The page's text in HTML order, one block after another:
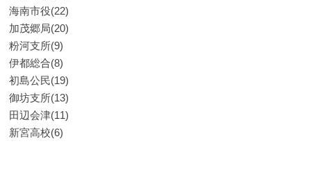
海南市役(22)
加茂郷局(20)
粉河支所(9)
伊都総合(8)
初島公民(19)
御坊支所(13)
田辺会津(11)
新宮高校(6)